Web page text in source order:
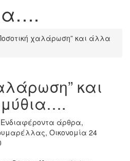
χαλάρωση” και άλλα
και
Ενδιαφέροντα άρθρα,
, Οικονομία 24